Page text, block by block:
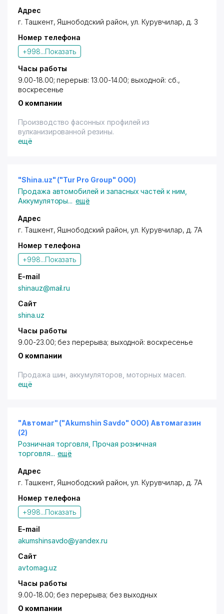
Адрес
г. Ташкент, Яшнободский район,ул. Курувчилар, д. 3
Номер телефона
+998...Показать
Часы работы
9.00-18.00; перерыв: 13.00-14.00; выходной: сб.,
воскресенье
О компании
Производство фасонных профилей из
вулканизированной резины.
ещё
"Shina.uz" ("Tur Pro Group" ООО)
Продажа автомобилей и запасных частей к ним
Аккумуляторы... ещё
Адрес
г. Ташкент, Яшнободский район,ул. Курувчилар, д. 7А
Номер телефона
+998...Показать
E-mail
shinauz@mail.ru
Сайт
shina.uz
Часы работы
9.00-23.00; без перерыва; выходной: воскресенье
О компании
Продажа шин, аккумуляторов, моторных масел.
ещё
"Автомаг" ("Akumshin Savdo" ООО) Автомагазин
(2)
Розничная торговля ,Прочая розничная
торговля... ещё
Адрес
г. Ташкент, Яшнободский район,ул. Курувчилар, д. 7А
Номер телефона
+998...Показать
E-mail
akumshinsavdo@yandex.ru
Сайт
avtomag.uz
Часы работы
9.00-18.00; без перерыва; без выходных
О компании